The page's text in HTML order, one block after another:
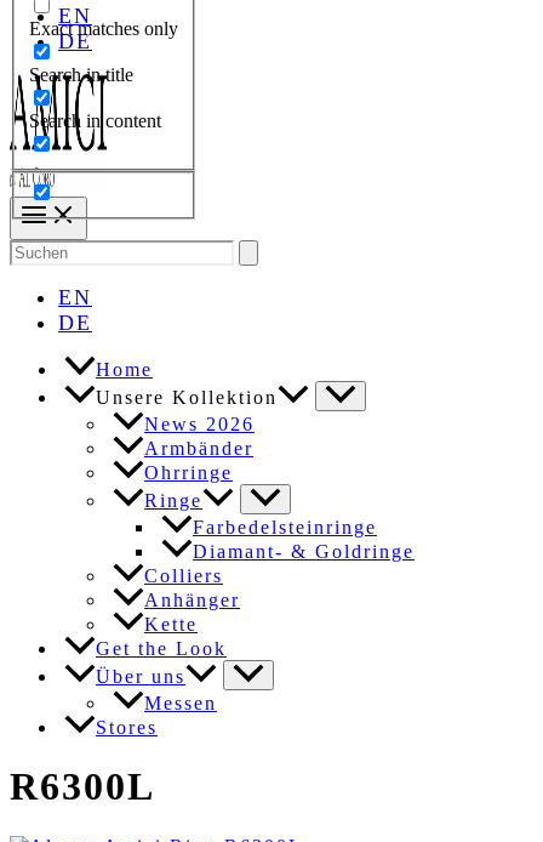
Exact matches only
Search in title
Search in content
EN
DE
Search
for:
EN
DE
Home
Unsere Kollektion
News 2026
Armbänder
Ohrringe
Ringe
Farbedelsteinringe
Diamant- & Goldringe
Colliers
Anhänger
Kette
Get the Look
Über uns
Messen
Stores
R6300L